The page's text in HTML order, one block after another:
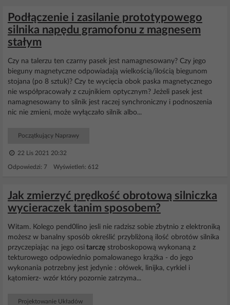
Podłączenie i zasilanie prototypowego
silnika napędu gramofonu z magnesem
stałym
Czy na talerzu ten czarny pasek jest namagnesowany? Czy jego
bieguny magnetyczne odpowiadają wielkością/ilością biegunom
stojana (po 8 sztuk)? Czy te wycięcia obok paska magnetycznego
nie współpracowały z czujnikiem optycznym? Jeżeli pasek jest
namagnesowany to silnik jest raczej synchroniczny i podnoszenia
nic nie zmieni, może wyłączało silnik albo...
Początkujący Naprawy
22 Lis 2021 20:32
Odpowiedzi: 7 Wyświetleń: 612
Jak zmierzyć prędkość obrotową silniczka
wycieraczek tanim sposobem?
Witam. Kolego pend0lino jesli nie radzisz sobie zbytnio z elektroniką
możesz w banalny sposób określić przybliżoną ilość obrotów silnika
przyczepiając na jego osi tarczę stroboskopową wykonaną z
tekturowego odpowiednio pomalowanego krążka - do jego
wykonania potrzebny jest jedynie : ołówek, linijka, cyrkiel i
kątomierz- wzór który pozornie zatrzyma...
Projektowanie Układów